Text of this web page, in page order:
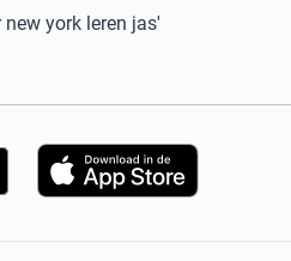
york leren jas'